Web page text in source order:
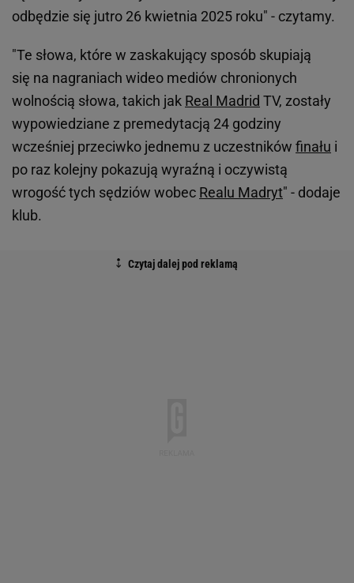
odbędzie się jutro 26 kwietnia 2025 roku" - czytamy.
"Te słowa, które w zaskakujący sposób skupiają
się na nagraniach wideo mediów chronionych
wolnością słowa, takich jak Real Madrid TV, zostały
wypowiedziane z premedytacją 24 godziny
wcześniej przeciwko jednemu z uczestników finału i
po raz kolejny pokazują wyraźną i oczywistą
wrogość tych sędziów wobec Realu Madryt" - dodaje
klub.